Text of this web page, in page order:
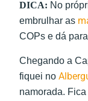
DICA: No
embrulhar as
COPs e dá
Chegando a
fiquei no
namorada.